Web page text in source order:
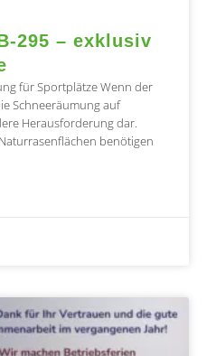
295 – exklusiv
für Sportplätze Wenn der
Schneeräumung auf
Herausforderung dar.
benötigen